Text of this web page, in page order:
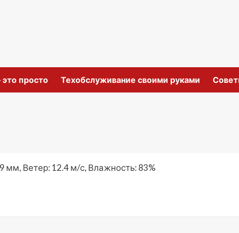
просто Техобслуживание своими руками
мм, Ветер: 12.4 м/с, Влажность: 83%